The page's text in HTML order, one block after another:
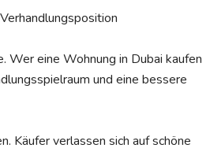
Wer eine Wohnung in Dubai kaufen
und eine bessere
Käufer verlassen sich auf schöne